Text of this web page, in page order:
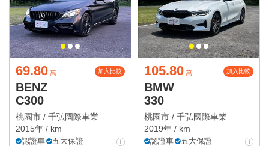
69.80 萬 加入比較
BENZ
C300
桃園市 / 千弘國際車業
2015年 / km
認證車
五大保證
105.80 萬 加入比較
BMW
330
桃園市 / 千弘國際車業
2019年 / km
認證車
五大保證